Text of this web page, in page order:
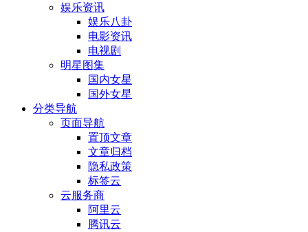
娱乐资讯
娱乐八卦
电影资讯
电视剧
明星图集
国内女星
国外女星
分类导航
页面导航
置顶文章
文章归档
隐私政策
标签云
云服务商
阿里云
腾讯云